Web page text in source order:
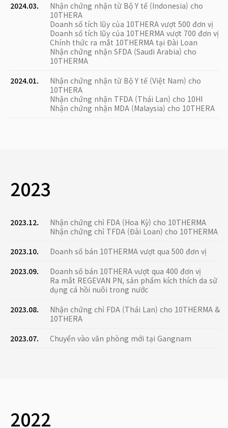
2024.03.
Nhận chứng nhận từ Bộ Y tế (Indonesia) cho
10THERA
Doanh số tích lũy của 10THERA vượt 500 đơn vị
Doanh số tích lũy của 10THERMA vượt 700 đơn vị
Chính thức ra mắt 10THERMA tại Đài Loan
Nhận chứng nhận SFDA (Saudi Arabia) cho
10THERMA
2024.01.
Nhận chứng nhận từ Bộ Y tế (Việt Nam) cho
10THERA
Nhận chứng nhận TFDA (Thái Lan) cho 10HI
Nhận chứng nhận MDA (Malaysia) cho 10THERA
2023
2023.12.
Nhận chứng chỉ FDA (Hoa Kỳ) cho 10THERMA
Nhận chứng chỉ TFDA (Đài Loan) cho 10THERMA
2023.10.
Doanh số bán 10THERMA vượt qua 500 đơn vị
2023.09.
Doanh số bán 10THERA vượt qua 400 đơn vị
Ra mắt REGEVAN PN, sản phẩm kích thích da sử
dụng cá hồi nuôi trong nước
2023.08.
Nhận chứng chỉ FDA (Thái Lan) cho 10THERMA &
10THERA
2023.07.
Chuyển vào văn phòng mới tại Gangnam
2022